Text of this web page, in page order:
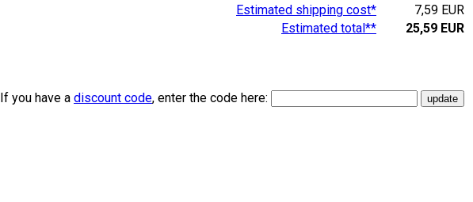
Estimated shipping cost*
7,59 EUR
Estimated total**
25,59 EUR
If you have a discount code, enter the code here: